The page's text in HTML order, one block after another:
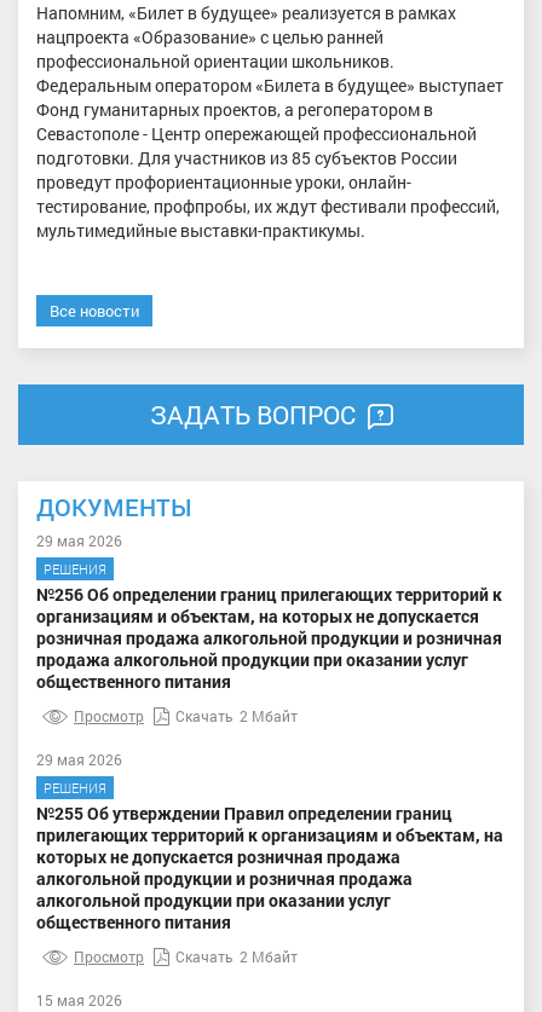
Напомним, «Билет в будущее» реализуется в рамках
нацпроекта «Образование» с целью ранней
профессиональной ориентации школьников.
Федеральным оператором «Билета в будущее» выступает
Фонд гуманитарных проектов, а регоператором в
Севастополе - Центр опережающей профессиональной
подготовки. Для участников из 85 субъектов России
проведут профориентационные уроки, онлайн-
тестирование, профпробы, их ждут фестивали профессий,
мультимедийные выставки-практикумы.
Все новости
ЗАДАТЬ ВОПРОС
ДОКУМЕНТЫ
29 мая 2026
РЕШЕНИЯ
№256 Об определении границ прилегающих территорий к
организациям и объектам, на которых не допускается
розничная продажа алкогольной продукции и розничная
продажа алкогольной продукции при оказании услуг
общественного питания
Просмотр Скачать 2 Мбайт
29 мая 2026
РЕШЕНИЯ
№255 Об утверждении Правил определении границ
прилегающих территорий к организациям и объектам, на
которых не допускается розничная продажа
алкогольной продукции и розничная продажа
алкогольной продукции при оказании услуг
общественного питания
Просмотр Скачать 2 Мбайт
15 мая 2026